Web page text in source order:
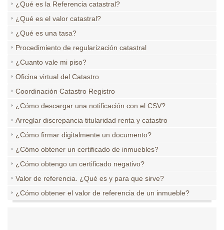
¿Qué es la Referencia catastral?
¿Qué es el valor catastral?
¿Qué es una tasa?
Procedimiento de regularización catastral
¿Cuanto vale mi piso?
Oficina virtual del Catastro
Coordinación Catastro Registro
¿Cómo descargar una notificación con el CSV?
Arreglar discrepancia titularidad renta y catastro
¿Cómo firmar digitalmente un documento?
¿Cómo obtener un certificado de inmuebles?
¿Cómo obtengo un certificado negativo?
Valor de referencia. ¿Qué es y para que sirve?
¿Cómo obtener el valor de referencia de un inmueble?